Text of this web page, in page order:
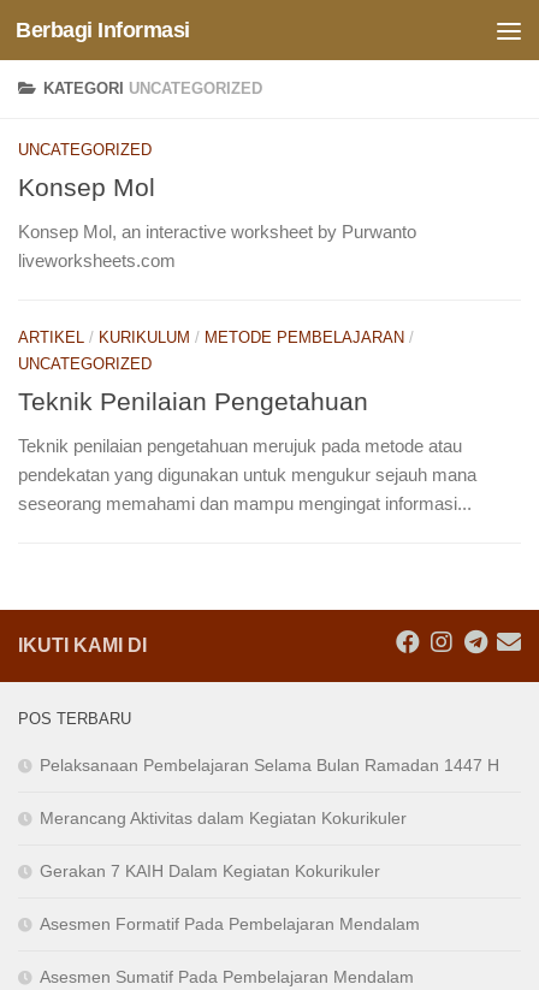
Skip to content
Berbagi Informasi
KATEGORI UNCATEGORIZED
UNCATEGORIZED
Konsep Mol
Konsep Mol, an interactive worksheet by Purwanto
liveworksheets.com
ARTIKEL / KURIKULUM / METODE PEMBELAJARAN /
UNCATEGORIZED
Teknik Penilaian Pengetahuan
Teknik penilaian pengetahuan merujuk pada metode atau
pendekatan yang digunakan untuk mengukur sejauh mana
seseorang memahami dan mampu mengingat informasi...
IKUTI KAMI DI
POS TERBARU
Pelaksanaan Pembelajaran Selama Bulan Ramadan 1447 H
Merancang Aktivitas dalam Kegiatan Kokurikuler
Gerakan 7 KAIH Dalam Kegiatan Kokurikuler
Asesmen Formatif Pada Pembelajaran Mendalam
Asesmen Sumatif Pada Pembelajaran Mendalam